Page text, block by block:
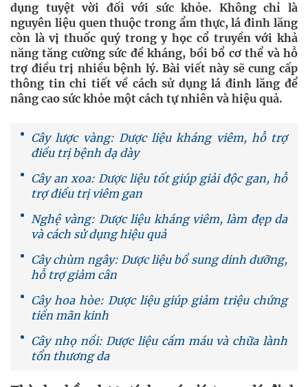
dụng tuyệt vời đối với sức khỏe. Không chỉ là
nguyên liệu quen thuộc trong ẩm thực, lá đinh lăng
còn là vị thuốc quý trong y học cổ truyền với khả
năng tăng cường sức đề kháng, bồi bổ cơ thể và hỗ
trợ điều trị nhiều bệnh lý. Bài viết này sẽ cung cấp
thông tin chi tiết về cách sử dụng lá đinh lăng để
nâng cao sức khỏe một cách tự nhiên và hiệu quả.
Cây lược vàng: Dược liệu kháng viêm, hỗ trợ
điều trị bệnh dạ dày
Cây an xoa: Dược liệu tốt giúp giải độc gan, hỗ
trợ điều trị viêm gan
Nghệ vàng: Dược liệu kháng viêm, làm đẹp da
và cách sử dụng hiệu quả
Cây chùm ngây: Dược liệu bổ sung dinh dưỡng,
hỗ trợ giảm cân
Cây hoa hòe: Dược liệu giúp giảm triệu chứng
tiền mãn kinh
Cây nhọ nồi: Dược liệu cầm máu và chữa lành
tổn thương da